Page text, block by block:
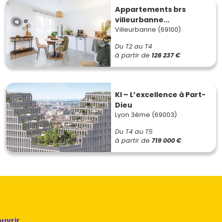
Appartements brs
villeurbanne...
Villeurbanne (69100)
Du T2 au T4
à partir de 126 237 €
KI – L’excellence à Part-
Dieu
Lyon 3ème (69003)
Du T4 au T5
à partir de 719 000 €